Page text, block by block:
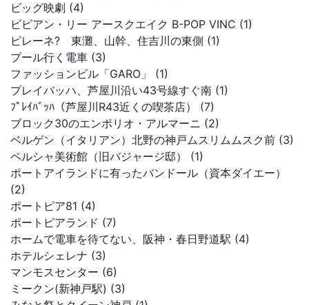
ビッグ映劇 (4)
ビビアン・リー アースクエイク B-POP VINC (1)
ピレーネ? 東灘、山幹、住吉川の東側 (1)
プール行く電車 (3)
ファッションビル「GARO」 (1)
プレイバッハ、芦屋川沿い43号線すぐ南 (1)
ﾌﾟﾚｲﾊﾞｯﾊ（芦屋川R43近くの喫茶店） (7)
ブロック30のエンポリオ・アルマーニ (2)
ベルゲン（イタリアン）北野の神戸ムスリムムスク前 (3)
ペルシャ美術館（旧バジャージ邸） (1)
ポートアイランドに有ったバンドール（資本ダイエー）
(2)
ポートピア81 (4)
ポートピアランド (7)
ホームで電車を待てない、阪神・春日野道駅 (4)
ホテルシェレナ (3)
マンモスセンター (6)
ミークン(新神戸駅) (3)